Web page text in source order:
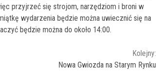
przyjrzeć się strojom, narzędziom i broni w
wydarzenia będzie można uwiecznić się na
będzie można do około 14:00.
Kolejny:
Nowa Gwiozda na Starym Rynku